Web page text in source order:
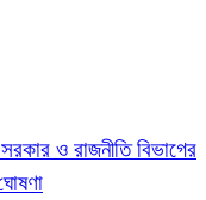
ও রাজনীতি বিভাগের